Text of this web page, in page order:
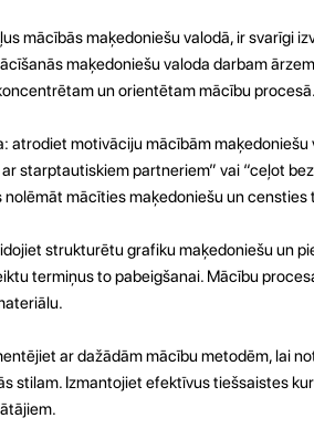
mācībās maķedoniešu valodā, ir svarīgi
maķedoniešu valoda darbam
un orientētam mācību procesā.
atrodiet motivāciju mācībām maķedoniešu
starptautiskiem partneriem” vai “ceļot
mācīties maķedoniešu un censties
strukturētu grafiku maķedoniešu un
termiņus to pabeigšanai. Mācību
ar dažādām mācību metodēm, lai
stilam. Izmantojiet efektīvus tiešsaistes